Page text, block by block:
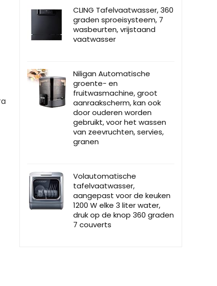
CLING Tafelvaatwasser, 360
graden sproeisysteem, 7
wasbeurten, vrijstaand
vaatwasser
Niligan Automatische
groente- en
fruitwasmachine, groot
aanraakscherm, kan ook
door ouderen worden
gebruikt, voor het wassen
van zeevruchten, servies,
granen
Volautomatische
tafelvaatwasser,
aangepast voor de keuken
1200 W elke 3 liter water,
druk op de knop 360 graden
7 couverts